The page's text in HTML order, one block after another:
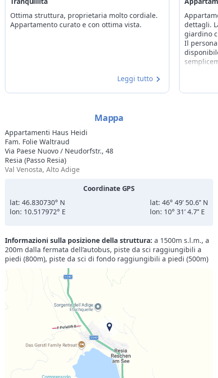
Ottima struttura, proprietaria molto cordiale.
Appartamento curato e con ottima vista.
Leggi tutto
dettagli.
giardino
Il
Mappa
Appartamenti Haus Heidi
Fam. Folie Waltraud
Via Paese Nuovo / Neudorfstr., 48
Resia (Passo Resia)
Val Venosta, Alto Adige
Coordinate GPS
lat: 46.830730° N
lon: 10.517972° E
lat: 46° 49’ 50.6’’ N
lon: 10° 31’ 4.7’’ E
Informazioni sulla posizione della struttura: a 1500m s.l.m., a
200m dalla fermata dell’autobus, piste da sci raggiungibili a
piedi (800m), piste da sci di fondo raggiungibili a piedi (500m)